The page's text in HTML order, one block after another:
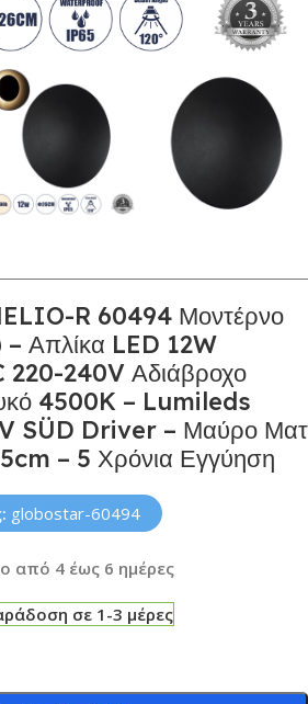
R 60494 Μοντέρνο
– Απλίκα LED 12W
240V Αδιάβροχο
4500K – Lumileds
SÜD Driver – Μαύρο Ματ
– 5 Χρόνια Εγγύηση
globostar-60494
από 4 έως 6 ημέρες
σε 1-3 μέρες